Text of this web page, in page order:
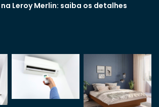
Leroy Merlin: saiba os detalhes